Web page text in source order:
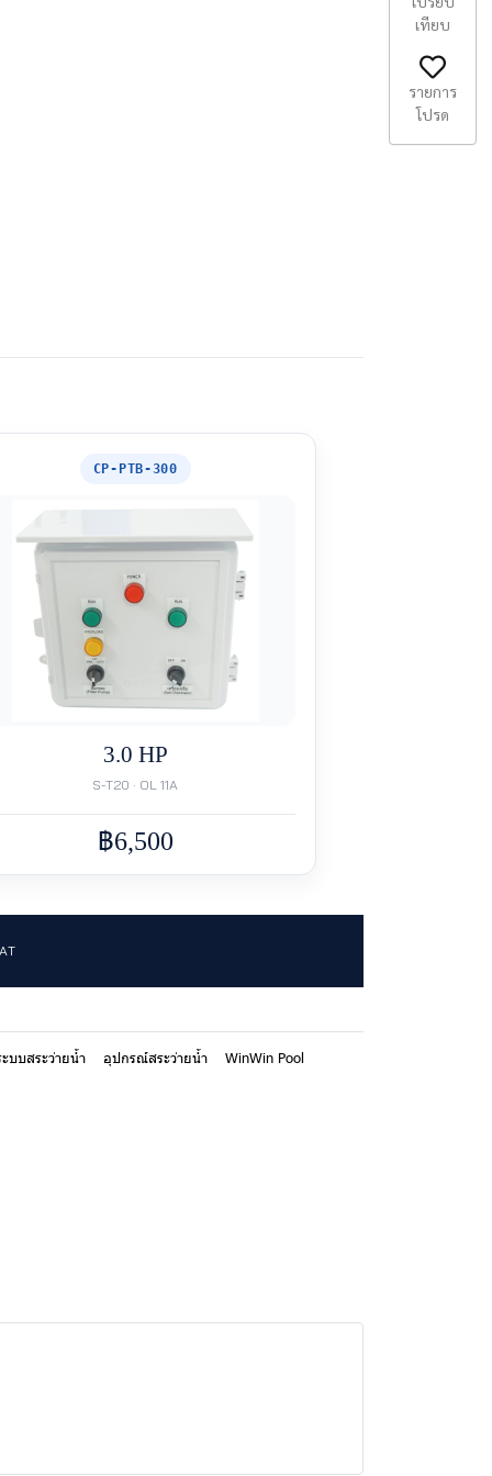
CP-PTB-300
3.0 HP
S-T20 · OL 11A
฿6,500
ะบบสระว่ายน้ำ อุปกรณ์สระว่ายน้ำ
WinWin Pool
เทียบ
รายการ
โปรด